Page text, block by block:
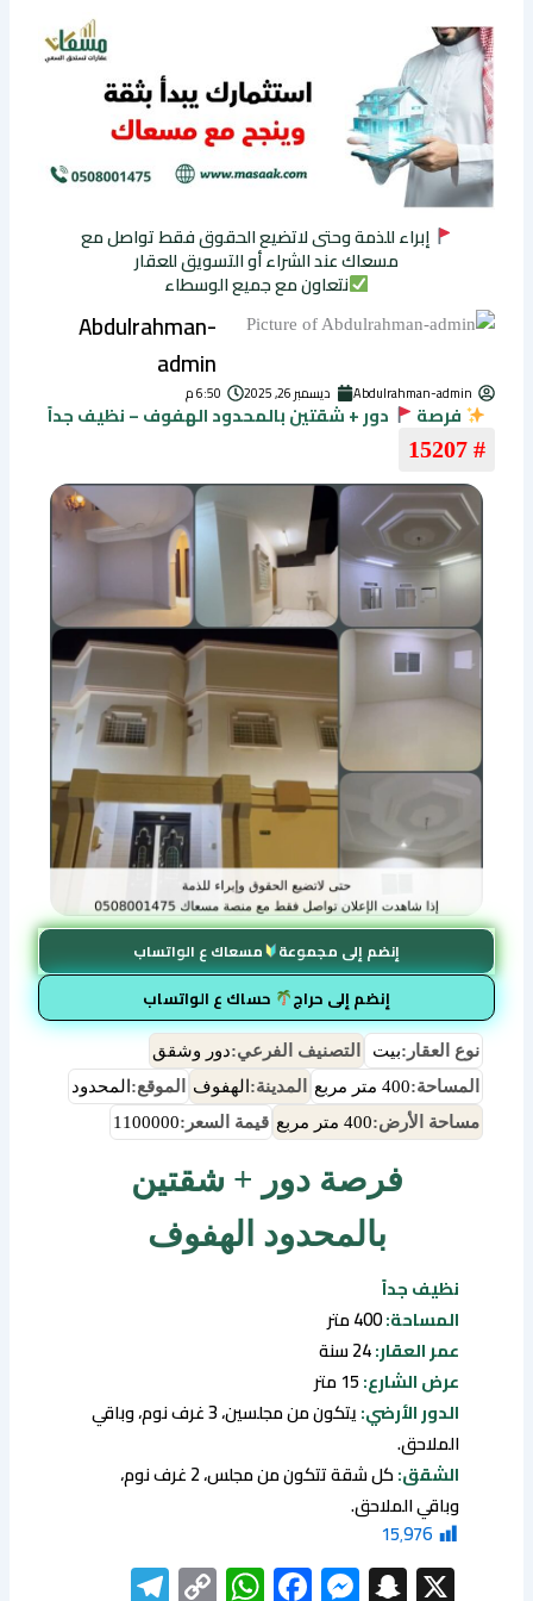
إبراء للذمة وحتى لاتضيع الحقوق فقط تواصل مع
مسعاك عند الشراء أو التسويق للعقار
نتعاون مع جميع الوسطاء
Abdulrahman-
admin
Abdulrahman-admin ديسمبر 26, 2025 6:50 م
فرصة دور + شقتين بالمحدود الهفوف – نظيف جداً
# 15207
إنضم إلى مجموعة مسعاك ع الواتساب
إنضم إلى حراج حساك ع الواتساب
نوع العقار:بيت التصنيف الفرعي:دور وشقق
المساحة:400 متر مربع المدينة: الهفوف الموقع: المحدود
مساحة الأرض:400 متر مربع قيمة السعر:1100000
فرصة دور + شقتين
بالمحدود الهفوف
نظيف جداً
المساحة:400 متر
عمر العقار:24 سنة
عرض الشارع:
الدور الأرضي:
يتكون من مجلسين، 3 غرف نوم، وباقي
الملاحق.
الشقق:
كل شقة تتكون من مجلس، 2 غرف نوم،
وباقي الملاحق.
15٬976
X
Snapchat
Messenger
Facebook
WhatsApp
Copy